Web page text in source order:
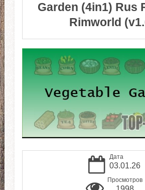
Garden (4in1) Rus
Rimworld
Дата
03.01.26
Просмотров